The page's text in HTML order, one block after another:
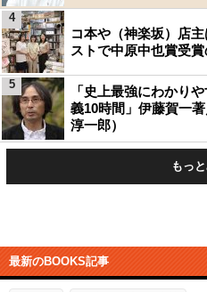
コ本や（神楽坂）店
ストで中原中也賞受賞
4
「史上最強にわかり
義10時間」伊藤賀一
淳一郎）
5
もっ
最新のBOOKS記事